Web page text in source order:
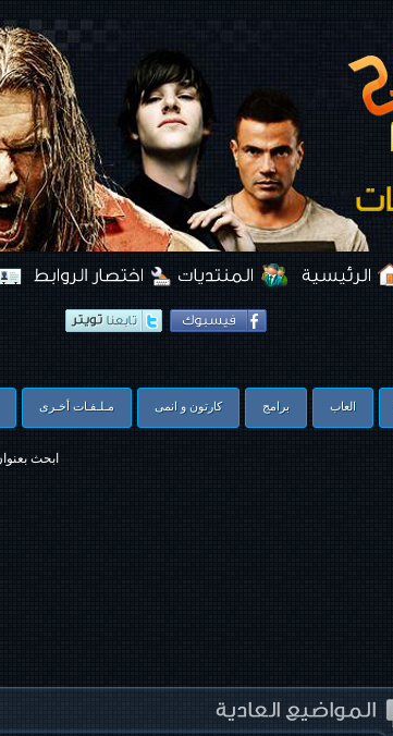
العاب برامج كارتون و انمى مـلـفـات أخـرى